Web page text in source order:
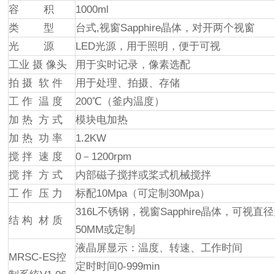
容 积
1000ml
类 型
台式,视窗Sapphire晶体，对开两个视窗
光 源
LED光源，用于照明，便于可视
工业 摄 像头
用于实时记录，像素选配
拍 摄 软 件
用于处理、拍摄、存储
工 作 温 度
200℃（釜内温度）
加 热 方 式
模块电加热
加 热 功 率
1.2KW
搅 拌 速 度
0－1200rpm
搅 拌 方 式
内部磁子搅拌或桨式机械搅拌
工 作 压 力
标配10Mpa（可定制30Mpa）
结 构 材 质
316L不锈钢，视窗Sapphire晶体，可视直
50MM或定制
MRSC-ES控
液晶屏显示：温度、转速、工作时间
定时时间0-999min